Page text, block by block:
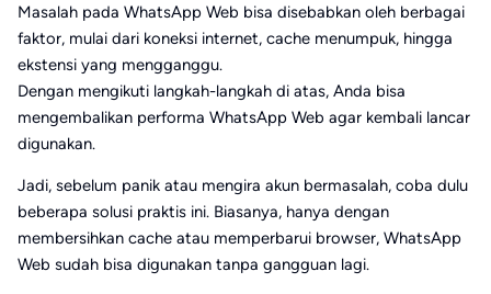
Masalah pada WhatsApp Web bisa disebabkan oleh berbagai
faktor, mulai dari koneksi internet, cache menumpuk, hingga
ekstensi yang mengganggu.
Dengan mengikuti langkah-langkah di atas, Anda bisa
mengembalikan performa WhatsApp Web agar kembali lancar
digunakan.
Jadi, sebelum panik atau mengira akun bermasalah, coba dulu
beberapa solusi praktis ini. Biasanya, hanya dengan
membersihkan cache atau memperbarui browser, WhatsApp
Web sudah bisa digunakan tanpa gangguan lagi.